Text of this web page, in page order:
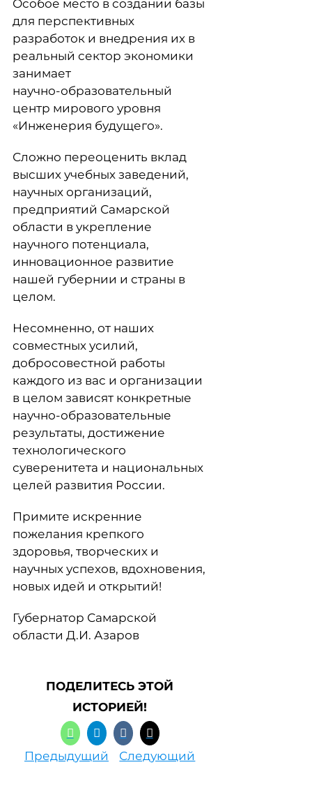
Особое место в создании базы
для перспективных
разработок и внедрения их в
реальный сектор экономики
занимает
научно-образовательный
центр мирового уровня
«Инженерия будущего».
Сложно переоценить вклад
высших учебных заведений,
научных организаций,
предприятий Самарской
области в укрепление
научного потенциала,
инновационное развитие
нашей губернии и страны в
целом.
Несомненно, от наших
совместных усилий,
добросовестной работы
каждого из вас и организации
в целом зависят конкретные
научно-образовательные
результаты, достижение
технологического
суверенитета и национальных
целей развития России.
Примите искренние
пожелания крепкого
здоровья, творческих и
научных успехов, вдохновения,
новых идей и открытий!
Губернатор Самарской
области Д.И. Азаров
ПОДЕЛИТЕСЬ ЭТОЙ
ИСТОРИЕЙ!
Предыдущий Следующий